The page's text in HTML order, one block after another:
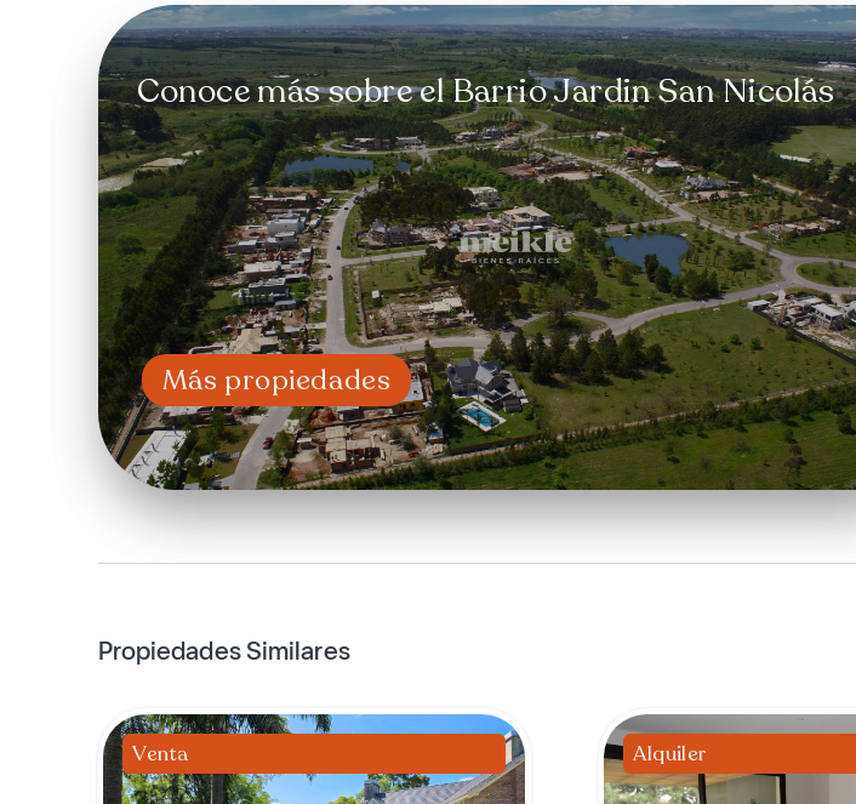
Conoce más sobre el Barrio Jardin San Nicolás
Más propiedades
Propiedades Similares
Venta Alquiler